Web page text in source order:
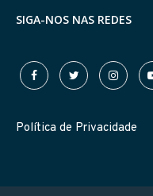
SIGA-NOS NAS REDES
Política de Privacidade